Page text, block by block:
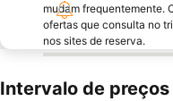
mudam frequentemente.
ofertas que consulta no
nos sites de reserva.
Intervalo de preços